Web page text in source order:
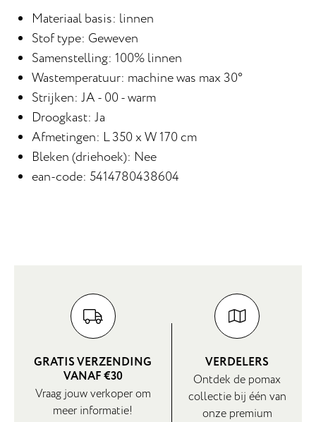
Materiaal basis: linnen
Stof type: Geweven
Samenstelling: 100% linnen
Wastemperatuur: machine was max 30°
Strijken: JA - 00 - warm
Droogkast: Ja
Afmetingen: L 350 x W 170 cm
Bleken (driehoek): Nee
ean-code: 5414780438604
GRATIS VERZENDING
VANAF €30
Vraag jouw verkoper om
meer informatie!
VERDELERS
Ontdek de pomax
collectie bij één van
onze premium